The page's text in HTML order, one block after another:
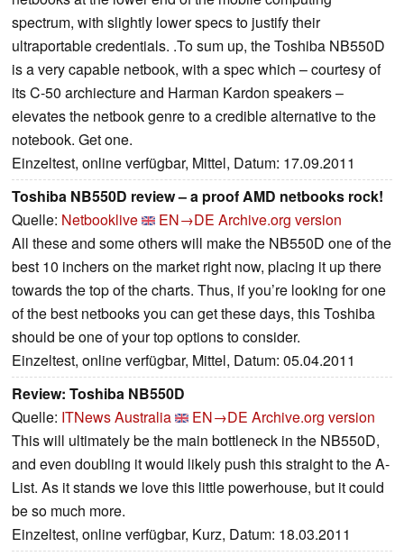
spectrum, with slightly lower specs to justify their
ultraportable credentials. .To sum up, the Toshiba NB550D
is a very capable netbook, with a spec which – courtesy of
its C-50 archiecture and Harman Kardon speakers –
elevates the netbook genre to a credible alternative to the
notebook. Get one.
Einzeltest, online verfügbar, Mittel, Datum: 17.09.2011
Toshiba NB550D review – a proof AMD netbooks rock!
Quelle: Netbooklive EN→DE Archive.org version
All these and some others will make the NB550D one of the
best 10 inchers on the market right now, placing it up there
towards the top of the charts. Thus, if you’re looking for one
of the best netbooks you can get these days, this Toshiba
should be one of your top options to consider.
Einzeltest, online verfügbar, Mittel, Datum: 05.04.2011
Review: Toshiba NB550D
Quelle: ITNews Australia EN→DE Archive.org version
This will ultimately be the main bottleneck in the NB550D,
and even doubling it would likely push this straight to the A-
List. As it stands we love this little powerhouse, but it could
be so much more.
Einzeltest, online verfügbar, Kurz, Datum: 18.03.2011